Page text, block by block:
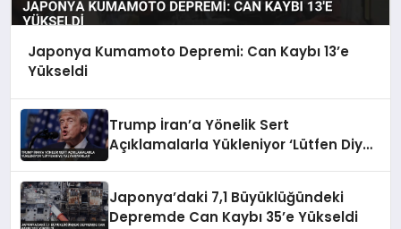
Japonya Kumamoto Depremi: Can Kaybı 13’e
Yükseldi
Trump İran’a Yönelik Sert
Açıklamalarla Yükleniyor ‘Lütfen Diye
Japonya’daki 7,1 Büyüklüğündeki
Depremde Can Kaybı 35’e Yükseldi